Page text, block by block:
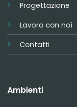
Progettazione
Lavora con noi
Contatti
Ambienti